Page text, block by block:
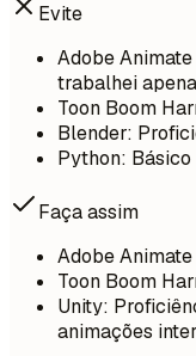
Evite
Adobe
trabalhei
Toon Boom
Blender:
Python: Básico
Faça assim
Adobe
Toon Boom
Unity:
animações